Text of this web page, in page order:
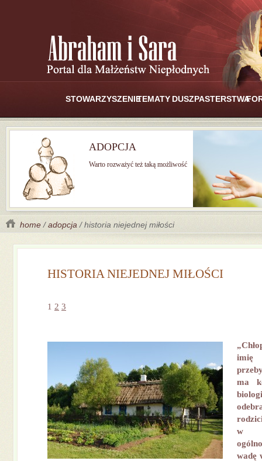
STOWARZYSZENIETEMATY DUSZPASTERSTWA
ADOPCJA
Warto rozważyć też taką możliwość
home /adopcja / historia niejednej miłości
HISTORIA NIEJEDNEJ MIŁOŚCI
1 2 3
imię
ma
w
wadę